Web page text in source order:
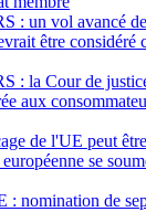
: un vol avancé
être considéré
: la Cour de
aux
de l'UE peut
se
: nomination de